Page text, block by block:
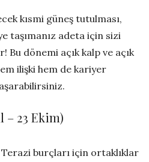
kısmi güneş tutulması,
taşımanız adeta için sizi
Bu dönemi açık kalp ve açık
ilişki hem de kariyer
– 23 Ekim)
burçları için ortaklıklar